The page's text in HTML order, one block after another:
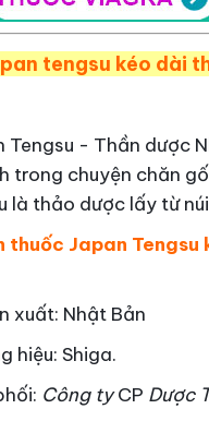
tengsu kéo dài
Tengsu - Thần dược
trong chuyện chăn
là thảo dược lấy từ núi
thuốc Japan Tengsu
xuất: Nhật Bản
hiệu: Shiga.
Công tyCP Dược